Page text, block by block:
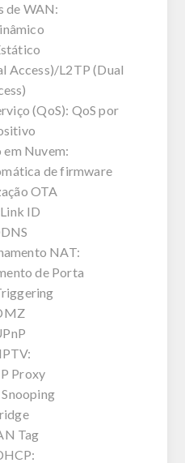
WAN:
Access)/L2TP (Dual
(QoS): QoS por
Nuvem:
de firmware
OTA
ID
NAT:
de Porta
Proxy
Tag